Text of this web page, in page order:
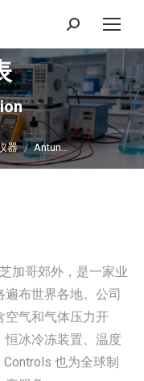
搜
索：
器 Antun…
加哥郊外，是一家业
布世界各地。公司
空气和气体压力开
恒冰冷冻装置、温度
也为全球制